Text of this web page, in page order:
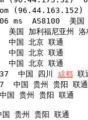
AS8100  美国
加利福尼亚州 洛
国 北京 联通
国 北京 联通
国 北京 联通
中国 四川 成都 联
中国 贵州 贵阳 联通
贵州 贵阳 联通
贵州 贵阳 联通